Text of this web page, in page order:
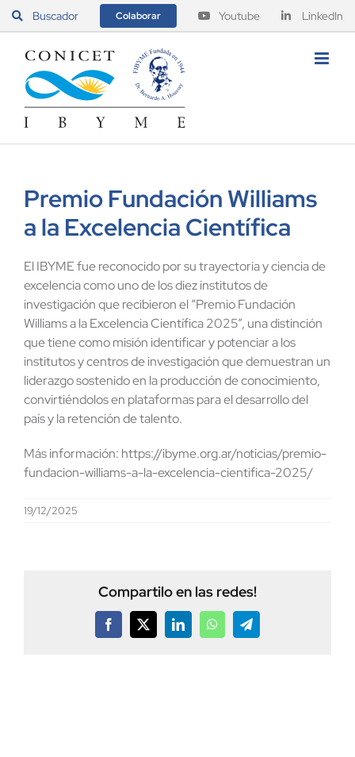
Saltar
contenido
Buscador Colaborar Youtube LinkedIn
Premio Fundación Williams
a la Excelencia Científica
El IBYME fue reconocido por su trayectoria y ciencia de
excelencia como uno de los diez institutos de
investigación que recibieron el “Premio Fundación
Williams a la Excelencia Científica 2025”, una distinción
que tiene como misión identificar y potenciar a los
institutos y centros de investigación que demuestran un
liderazgo sostenido en la producción de conocimiento,
convirtiéndolos en plataformas para el desarrollo del
país y la retención de talento.
Más información: https://ibyme.org.ar/noticias/premio-
fundacion-williams-a-la-excelencia-cientifica-2025/
19/12/2025
Compartilo en las redes!
Facebook
X LinkedInWhatsAppTelegram